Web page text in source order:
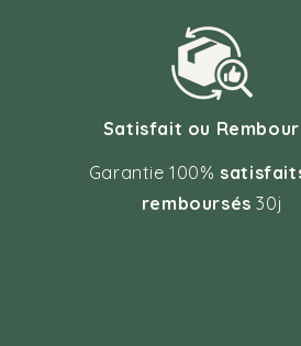
Satisfait ou
Garantie 100%
remboursés30j